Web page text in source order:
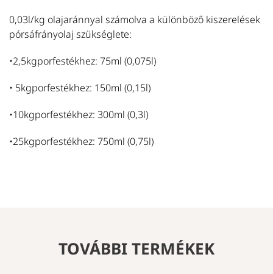
0,03l/kg olajaránnyal számolva a különböző kiszerelések
pórsáfrányolaj szükséglete:
•2,5kgporfestékhez: 75ml (0,075l)
• 5kgporfestékhez: 150ml (0,15l)
•10kgporfestékhez: 300ml (0,3l)
•25kgporfestékhez: 750ml (0,75l)
TOVÁBBI TERMÉKEK